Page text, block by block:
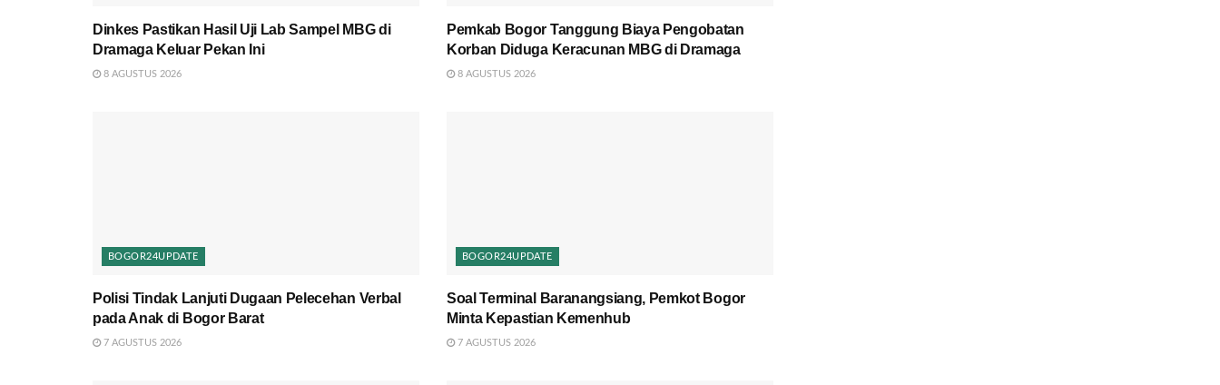
Dinkes Pastikan Hasil Uji Lab Sampel MBG di
Dramaga Keluar Pekan Ini
8 AGUSTUS 2026
Pemkab Bogor Tanggung Biaya Pengobatan
Korban Diduga Keracunan MBG di Dramaga
8 AGUSTUS 2026
BOGOR24UPDATE
Polisi Tindak Lanjuti Dugaan Pelecehan Verbal
pada Anak di Bogor Barat
7 AGUSTUS 2026
BOGOR24UPDATE
Soal Terminal Baranangsiang, Pemkot Bogor
Minta Kepastian Kemenhub
7 AGUSTUS 2026